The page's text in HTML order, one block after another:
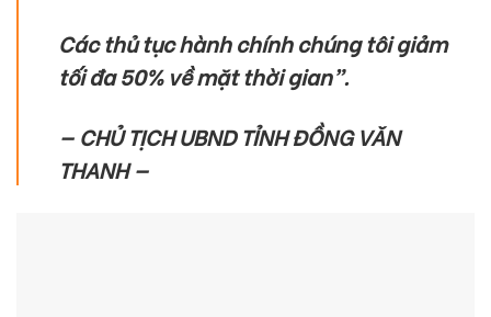
Các thủ tục hành chính chúng tôi giảm
tối đa 50% về mặt thời gian”.
— CHỦ TỊCH UBND TỈNH ĐỒNG VĂN
THANH —